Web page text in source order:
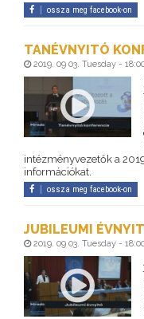
ossza meg facebook-on
TANÉVNYITÓ
2019. 09 03. Tuesday -
intézményvezetők a
információkat.
ossza meg facebook-on
JUBILEUMI
2019. 09 03. Tuesday -